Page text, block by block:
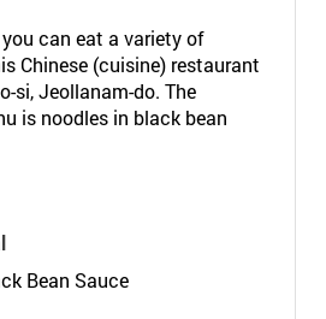
can eat a variety of
Chinese (cuisine) restaurant
si, Jeollanam-do. The
is noodles in black bean
Bean Sauce